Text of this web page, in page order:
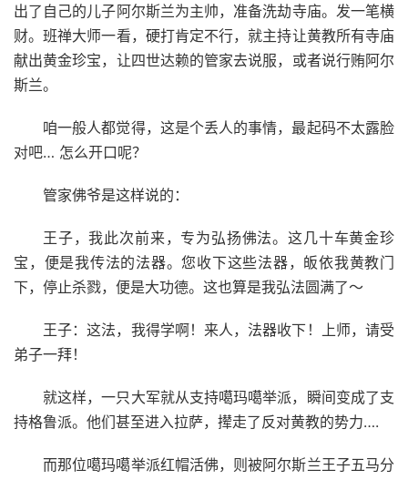
出了自己的儿子阿尔斯兰为主帅，准备洗劫寺庙。发一笔横
财。班禅大师一看，硬打肯定不行，就主持让黄教所有寺庙
献出黄金珍宝，让四世达赖的管家去说服，或者说行贿阿尔
斯兰。
咱一般人都觉得，这是个丢人的事情，最起码不太露脸
对吧… 怎么开口呢？
管家佛爷是这样说的：
王子，我此次前来，专为弘扬佛法。这几十车黄金珍
宝，便是我传法的法器。您收下这些法器，皈依我黄教门
下，停止杀戮，便是大功德。这也算是我弘法圆满了～
王子：这法，我得学啊！来人，法器收下！上师，请受
弟子一拜！
就这样，一只大军就从支持噶玛噶举派，瞬间变成了支
持格鲁派。他们甚至进入拉萨，撵走了反对黄教的势力….
而那位噶玛噶举派红帽活佛，则被阿尔斯兰王子五马分